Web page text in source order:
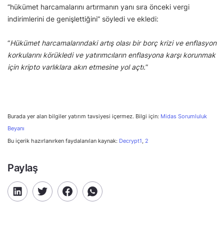
“hükümet harcamalarını artırmanın yanı sıra önceki vergi
indirimlerini de genişlettiğini” söyledi ve ekledi:
“Hükümet harcamalarındaki artış olası bir borç krizi ve enflasyon
korkularını körükledi ve yatırımcıların enflasyona karşı korunmak
için kripto varlıklara akın etmesine yol açtı.”
Burada yer alan bilgiler yatırım tavsiyesi içermez. Bilgi için: Midas Sorumluluk
Beyanı
Bu içerik hazırlanırken faydalanılan kaynak: Decrypt1 2
Paylaş